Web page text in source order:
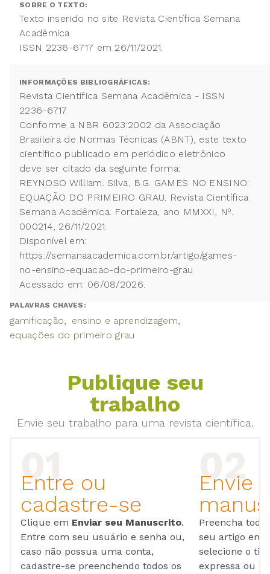
SOBRE O TEXTO:
Texto inserido no site Revista Científica Semana
Acadêmica
ISSN 2236-6717 em 26/11/2021.
INFORMAÇÕES BIBLIOGRÁFICAS:
Revista Científica Semana Acadêmica - ISSN
2236-6717
Conforme a NBR 6023:2002 da Associação
Brasileira de Normas Técnicas (ABNT), este texto
científico publicado em periódico eletrônico
deve ser citado da seguinte forma:
REYNOSO William. Silva, B.G. GAMES NO ENSINO:
EQUAÇÃO DO PRIMEIRO GRAU. Revista Científica
Semana Acadêmica. Fortaleza, ano MMXXI, Nº.
000214, 26/11/2021.
Disponível em:
https://semanaacademica.com.br/artigo/games-
no-ensino-equacao-do-primeiro-grau
Acessado em: 06/08/2026.
PALAVRAS CHAVES:
gamificação
ensino e aprendizagem
equações do primeiro grau
Publique seu
trabalho
Envie seu trabalho para uma revista científica.
Entre ou
cadastre-se
Clique em Enviar seu Manuscrito.
Entre com seu usuário e senha ou,
caso não possua uma conta,
cadastre-se preenchendo todos os
Envie
Preencha
seu artigo em
selecione o
expressa ou